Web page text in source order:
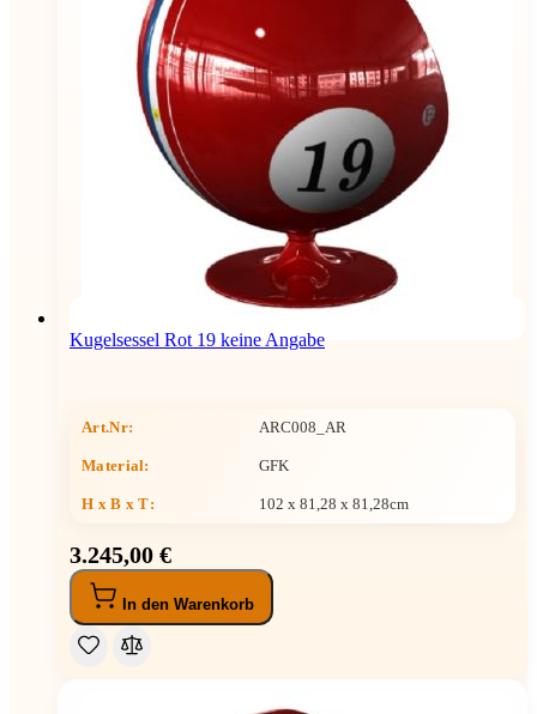
Kugelsessel Rot 19 keine Angabe
Art.Nr: ARC008_AR
Material: GFK
H x B x T: 102 x 81,28 x 81,28cm
3.245,00 €
In den Warenkorb